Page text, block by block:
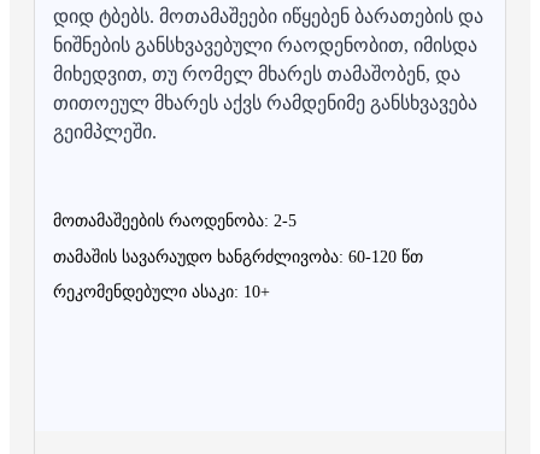
დიდ ტბებს. მოთამაშეები იწყებენ ბარათების და
ნიშნების განსხვავებული რაოდენობით, იმისდა
მიხედვით, თუ რომელ მხარეს თამაშობენ, და
თითოეულ მხარეს აქვს რამდენიმე განსხვავება
გეიმპლეში.
მოთამაშეების რაოდენობა: 2-5
თამაშის სავარაუდო ხანგრძლივობა: 60-120 წთ
რეკომენდებული ასაკი: 10+